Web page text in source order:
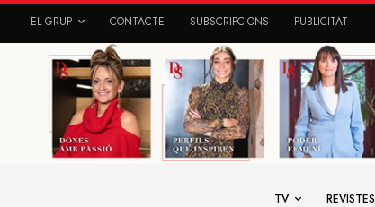
EL GRUP CONTACTE SUBSCRIPCIONS PUBLICITAT
TV REVISTES